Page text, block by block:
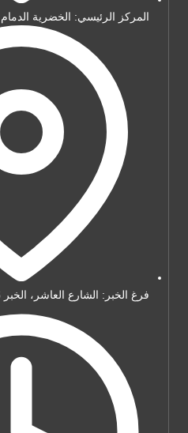
المركز الرئيسي: الخضرية الدمام 32435، السعودية
فرغ الخبر: الشارع العاشر، الخبر 34446، السعودية